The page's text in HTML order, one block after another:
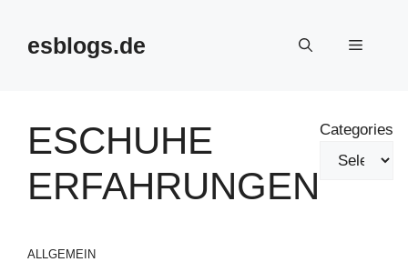
contentesblogs.de Menu
ESCHUHE
ERFAHRUNGEN
Categories
ALLGEMEIN